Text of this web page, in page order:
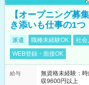
【オープニング募
き添いも仕事の1つ
派遣 職種未経験OK 社会
WEB登録・面接OK
給与
無資格未経験：
収9600円以上